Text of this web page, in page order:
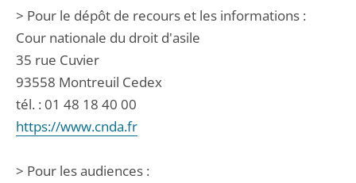
> Pour le dépôt de recours et les informations :
Cour nationale du droit d'asile
35 rue Cuvier
93558 Montreuil Cedex
tél. : 01 48 18 40 00
https://www.cnda.fr
> Pour les audiences :